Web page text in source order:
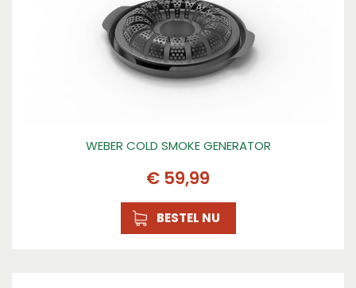
WEBER COLD SMOKE GENERATOR
€ 59,99
BESTEL NU